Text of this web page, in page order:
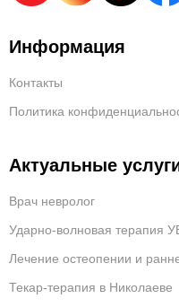
Информация
Контакты
Политика
Актуальные
Врач невролог
Ударно-волновая терапия
Лечение остеопении и
Текар-терапия в Николаеве